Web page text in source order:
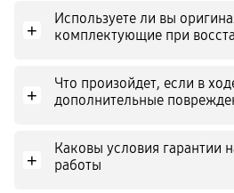
+
Используете ли вы
комплектующие при
+
Что произойдет, если в
дополнительные
+
Каковы условия гарантии
работы